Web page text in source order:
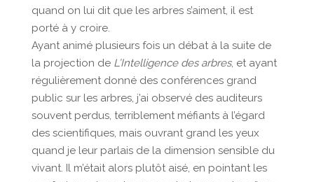
quand on lui dit que les arbres s’aiment, il est
porté à y croire.
Ayant animé plusieurs fois un débat à la suite de
la projection de L’Intelligence des arbres, et ayant
régulièrement donné des conférences grand
public sur les arbres, j’ai observé des auditeurs
souvent perdus, terriblement méfiants à l’égard
des scientifiques, mais ouvrant grand les yeux
quand je leur parlais de la dimension sensible du
vivant. Il m’était alors plutôt aisé, en pointant les